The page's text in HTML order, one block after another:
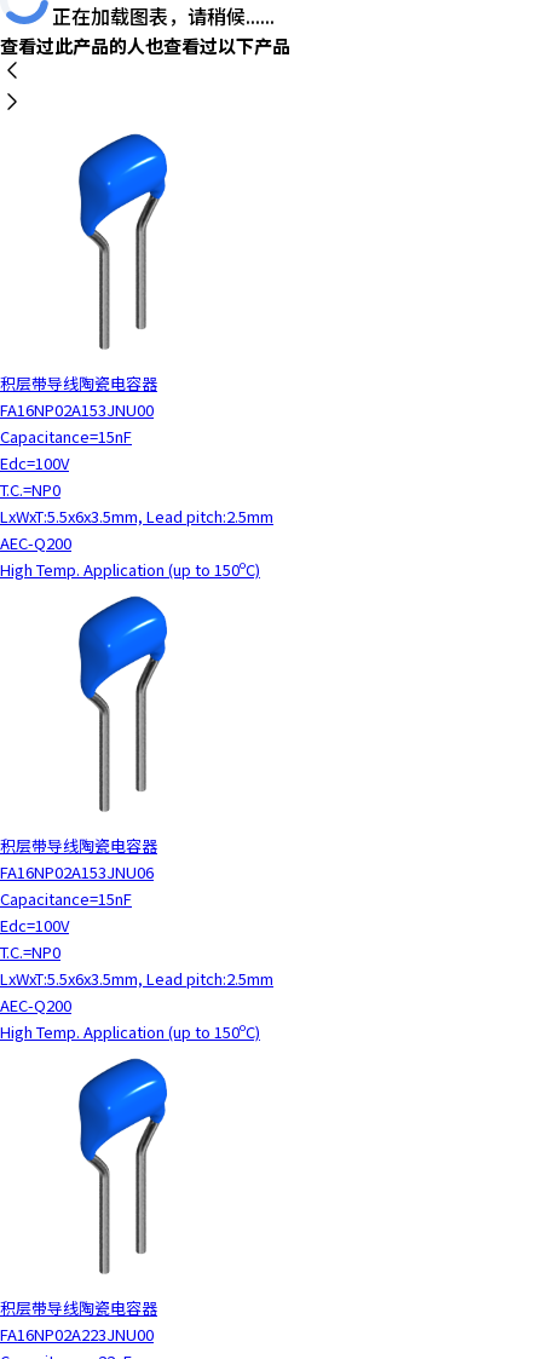
正在加载图表，请稍候......
查看过此产品的人也查看过以下产品
积层带导线陶瓷电容器
FA16NP02A153JNU00
Capacitance=15nF
Edc=100V
T.C.=NP0
LxWxT:5.5x6x3.5mm, Lead pitch:2.5mm
AEC-Q200
High Temp. Application (up to 150ºC)
积层带导线陶瓷电容器
FA16NP02A153JNU06
Capacitance=15nF
Edc=100V
T.C.=NP0
LxWxT:5.5x6x3.5mm, Lead pitch:2.5mm
AEC-Q200
High Temp. Application (up to 150ºC)
积层带导线陶瓷电容器
FA16NP02A223JNU00